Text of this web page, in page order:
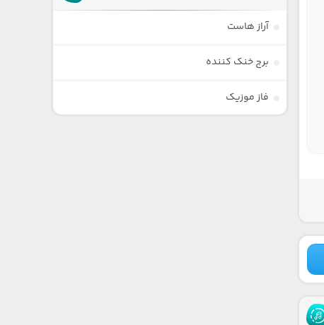
آراز هاست
برج خنک کننده
فاز موزیک